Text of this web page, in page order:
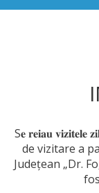
S𝐞 𝐫𝐞𝐢𝐚𝐮 𝐯𝐢𝐳𝐢𝐭𝐞𝐥𝐞
de vizitare a
Judeţean „Dr.